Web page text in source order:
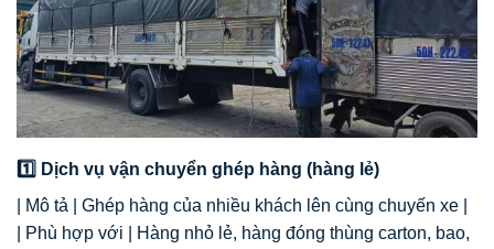
1️⃣ Dịch vụ vận chuyển ghép hàng (hàng lẻ)
| Mô tả | Ghép hàng của nhiều khách lên cùng chuyến xe |
| Phù hợp với | Hàng nhỏ lẻ, hàng đóng thùng carton, bao,